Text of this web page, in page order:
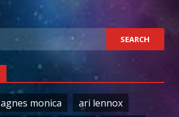
agnes monica
ari lennox